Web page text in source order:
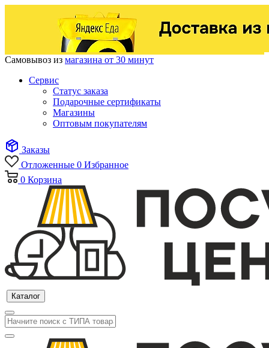
Самовывоз из магазина от 30 минут
Сервис
Статус заказа
Подарочные сертификаты
Магазины
Оптовым покупателям
Заказы
Отложенные 0 Избранное
0 Корзина
Каталог